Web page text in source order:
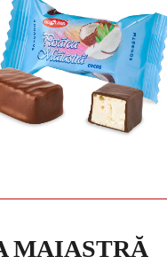
MAIASTRĂ
УЧЕТНУЮ
ЗАПИСЬ